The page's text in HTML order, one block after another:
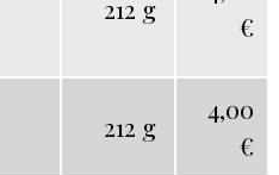
212 g
€
212 g
4,00
€